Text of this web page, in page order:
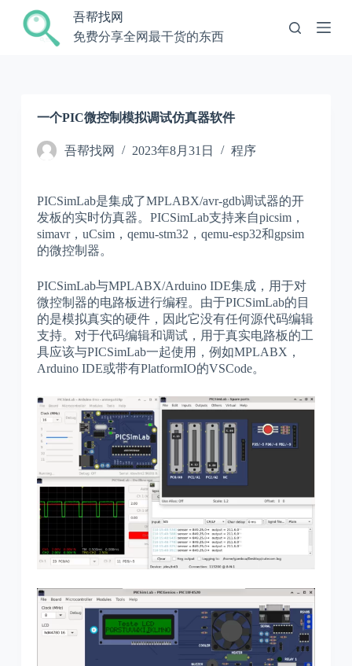
跳
过
吾帮找网
免费分享全网最干货的东西
一个PIC微控制模拟调试仿真器软件
吾帮找网 2023年8月31日 程序
PICSimLab是集成了MPLABX/avr-gdb调试器的开
发板的实时仿真器。PICSimLab支持来自picsim，
simavr，uCsim，qemu-stm32，qemu-esp32和gpsim
的微控制器。
PICSimLab与MPLABX/Arduino IDE集成，用于对
微控制器的电路板进行编程。由于PICSimLab的目
的是模拟真实的硬件，因此它没有任何源代码编辑
支持。对于代码编辑和调试，用于真实电路板的工
具应该与PICSimLab一起使用，例如MPLABX，
Arduino IDE或带有PlatformIO的VSCode。